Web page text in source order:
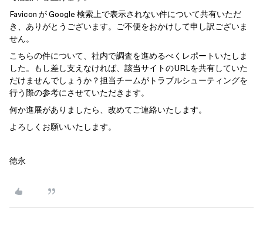
Favicon が Google 検索上で表示されない件について共有いただ
き、ありがとうございます。ご不便をおかけして申し訳ございま
せん。
こちらの件について、社内で調査を進めるべくレポートいたしま
した。もし差し支えなければ、該当サイトのURLを共有していた
だけませんでしょうか？担当チームがトラブルシューティングを
行う際の参考にさせていただきます。
何か進展がありましたら、改めてご連絡いたします。
よろしくお願いいたします。
徳永